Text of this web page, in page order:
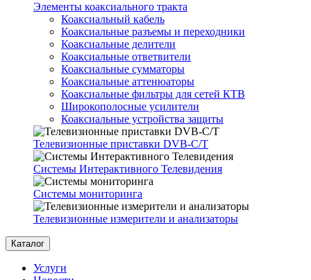
Элементы коаксиального тракта
Коаксиальный кабель
Коаксиальные разъемы и переходники
Коаксиальные делители
Коаксиальные ответвители
Коаксиальные сумматоры
Коаксиальные аттенюаторы
Коаксиальные фильтры для сетей КТВ
Широкополосные усилители
Коаксиальные устройства защиты
Телевизионные приставки DVB-C/T
Системы Интерактивного Телевидения
Системы мониторинга
Телевизионные измерители и анализаторы
Каталог
Услуги